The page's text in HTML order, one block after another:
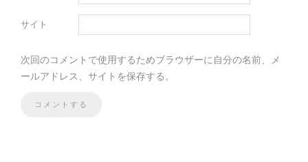
サイト
次回のコメントで使用するためブラウザーに自分の名前、メ
ールアドレス、サイトを保存する。